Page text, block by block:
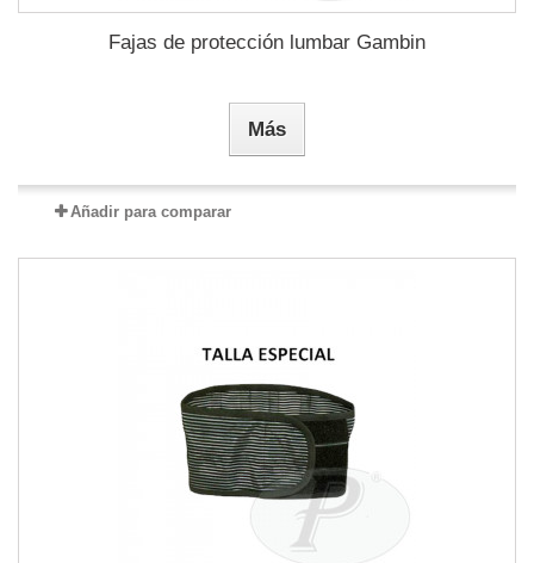
Fajas de protección lumbar Gambin
Más
Añadir para comparar